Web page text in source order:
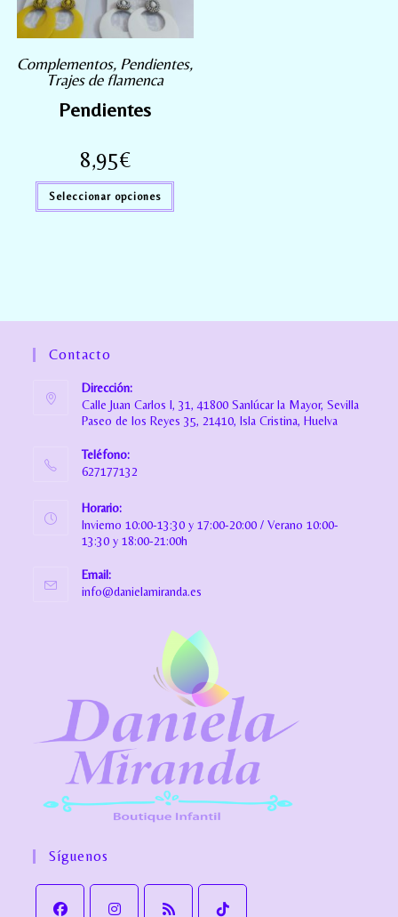
Complementos, Pendientes,
Trajes de flamenca
Pendientes
8,95€
Seleccionar opciones
Contacto
Dirección:
Calle Juan Carlos I, 31, 41800 Sanlúcar la Mayor, Sevilla
Paseo de los Reyes 35, 21410, Isla Cristina, Huelva
Teléfono:
627177132
Horario:
Invierno 10:00-13:30 y 17:00-20:00 / Verano 10:00-
13:30 y 18:00-21:00h
Email:
info@danielamiranda.es
Síguenos